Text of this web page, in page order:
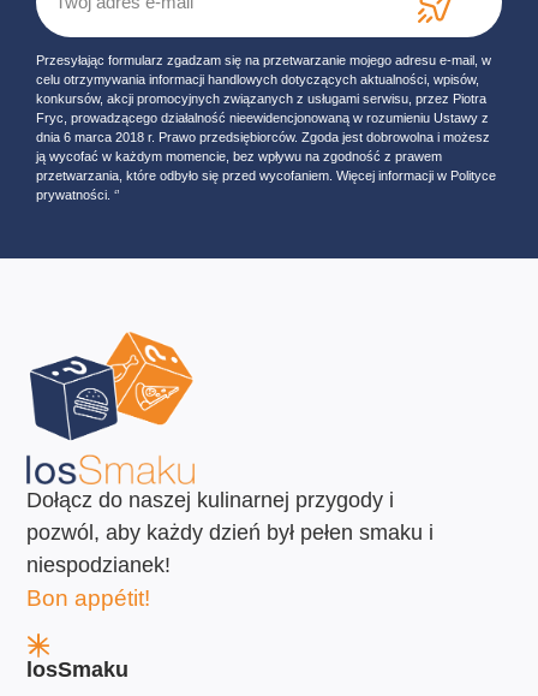
Przesyłając formularz zgadzam się na przetwarzanie mojego adresu e-mail, w
celu otrzymywania informacji handlowych dotyczących aktualności, wpisów,
konkursów, akcji promocyjnych związanych z usługami serwisu, przez Piotra
Fryc, prowadzącego działalność nieewidencjonowaną w rozumieniu Ustawy z
dnia 6 marca 2018 r. Prawo przedsiębiorców. Zgoda jest dobrowolna i możesz
ją wycofać w każdym momencie, bez wpływu na zgodność z prawem
przetwarzania, które odbyło się przed wycofaniem. Więcej informacji w Polityce
prywatności. ‘’
Dołącz do naszej kulinarnej przygody i
pozwól, aby każdy dzień był pełen smaku i
niespodzianek!
Bon appétit!
losSmaku